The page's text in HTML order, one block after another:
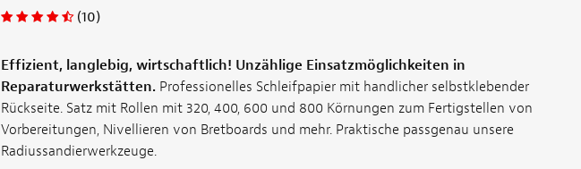
(10)
Effizient, langlebig, wirtschaftlich! Unzählige Einsatzmöglichkeiten in
Reparaturwerkstätten.Professionelles Schleifpapier mit handlicher selbstklebender
Rückseite. Satz mit Rollen mit 320, 400, 600 und 800 Körnungen zum Fertigstellen von
Vorbereitungen, Nivellieren von Bretboards und mehr. Praktische passgenau unsere
Radiussandierwerkzeuge.